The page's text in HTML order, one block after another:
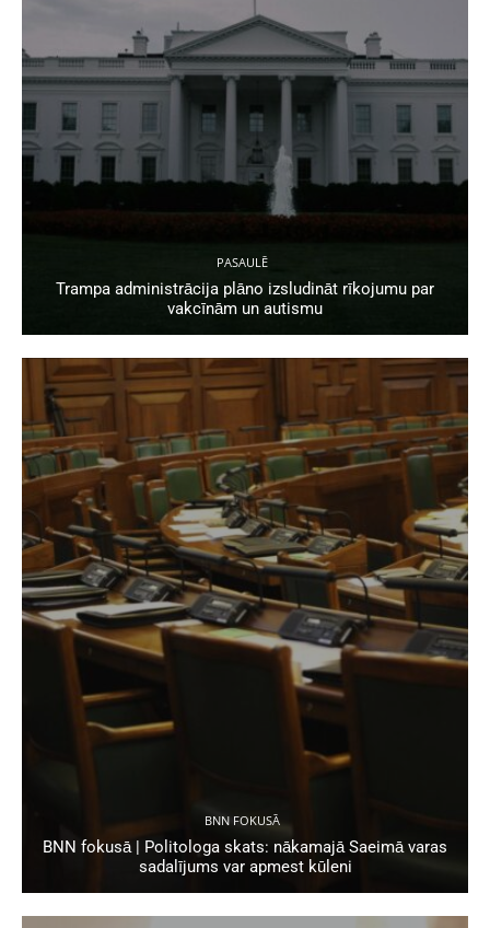
PASAULĒ
Trampa administrācija plāno izsludināt rīkojumu par
vakcīnām un autismu
BNN FOKUSĀ
BNN fokusā | Politologa skats: nākamajā Saeimā varas
sadalījums var apmest kūleni